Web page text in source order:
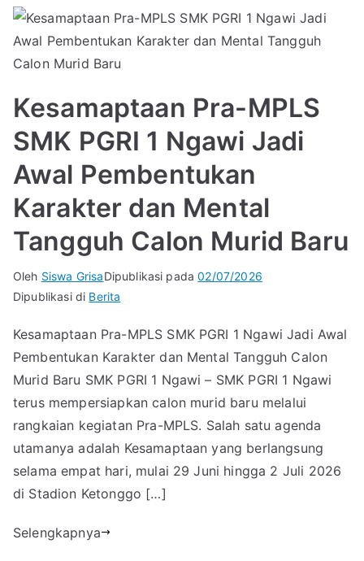
Kesamaptaan Pra-MPLS
SMK PGRI 1 Ngawi Jadi
Awal Pembentukan
Karakter dan Mental
Tangguh Calon Murid Baru
Oleh Siswa GrisaDipublikasi pada02/07/2026
Dipublikasi di Berita
Kesamaptaan Pra-MPLS SMK PGRI 1 Ngawi Jadi Awal
Pembentukan Karakter dan Mental Tangguh Calon
Murid Baru SMK PGRI 1 Ngawi – SMK PGRI 1 Ngawi
terus mempersiapkan calon murid baru melalui
rangkaian kegiatan Pra-MPLS. Salah satu agenda
utamanya adalah Kesamaptaan yang berlangsung
selama empat hari, mulai 29 Juni hingga 2 Juli 2026
di Stadion Ketonggo […]
Selengkapnya